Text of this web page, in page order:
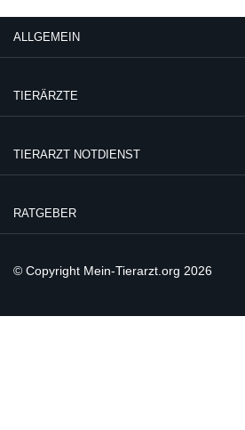
ALLGEMEIN
TIERÄRZTE
TIERARZT NOTDIENST
RATGEBER
© Copyright Mein-Tierarzt.org 2026